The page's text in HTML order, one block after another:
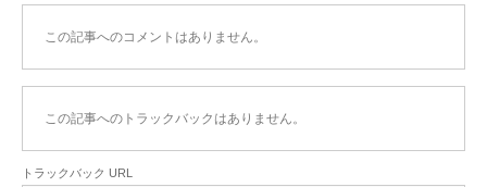
この記事へのコメントはありません。
この記事へのトラックバックはありません。
トラックバック URL